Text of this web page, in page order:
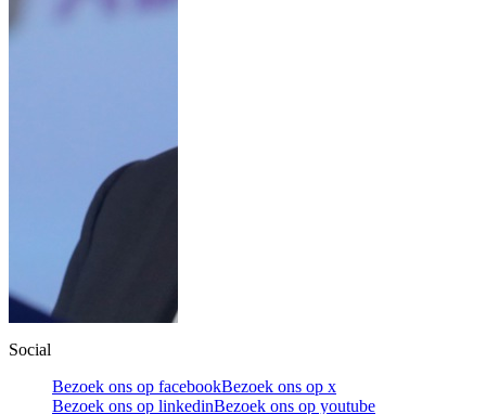
Social
Bezoek ons op facebookBezoek ons op x
Bezoek ons op linkedinBezoek ons op youtube